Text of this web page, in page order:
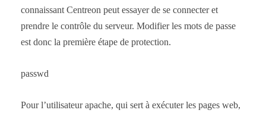
connaissant Centreon peut essayer de se connecter et
prendre le contrôle du serveur. Modifier les mots de passe
est donc la première étape de protection.
passwd
Pour l’utilisateur apache, qui sert à exécuter les pages web,